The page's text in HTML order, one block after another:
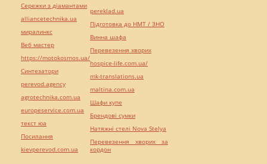
Сережки з діамантами
alliancetechnika.ua
миралинкс
Веб мастер
https://motokosmos.ua/
Синтезатори
perevod.agency
agrotechnika.com.ua
europeservice.com.ua
текст юа
Посилання
kievperevod.com.ua
pereklad.ua
Підготовка до НМТ / ЗНО
Винна шафа
Перевезення хворих
hospice-life.com.ua/
mk-translations.ua
maltina.com.ua
Шафи купе
Брендові сумки
Натяжні стелі Nova Stelya
Перевезення хворих за
кордон